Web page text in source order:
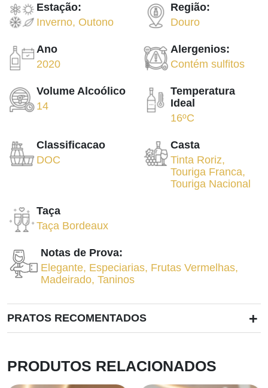
Estação:
Inverno, Outono
Região:
Douro
Ano
2020
Alergenios:
Contém sulfitos
Volume Alcoólico
14
Temperatura
Ideal
16ºC
Classificacao
DOC
Casta
Tinta Roriz,
Touriga Franca,
Touriga Nacional
Taça
Taça Bordeaux
Notas de Prova:
Elegante, Especiarias, Frutas Vermelhas,
Madeirado,Taninos
PRATOS RECOMENTADOS +
PRODUTOS RELACIONADOS